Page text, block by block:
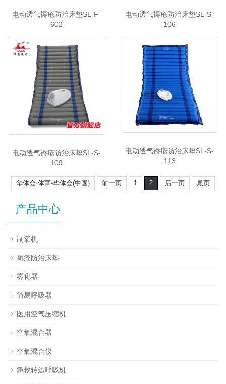
电动透气褥疮防治床垫SL-F-
602
电动透气褥疮防治床垫SL-S-
106
电动透气褥疮防治床垫SL-S-
109
电动透气褥疮防治床垫SL-S-
113
华体会·体育-华体会(中国) 前一页 1 2 后一页 尾页
产品中心
制氧机
褥疮防治床垫
雾化器
简易呼吸器
医用空气压缩机
空氧混合器
空氧混合仪
急救转运呼吸机